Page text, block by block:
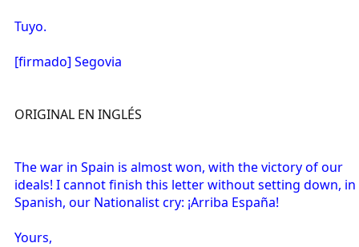
Tuyo.
[firmado] Segovia
ORIGINAL EN INGLÉS
The war in Spain is almost won, with the victory of our
ideals! I cannot finish this letter without setting down, in
Spanish, our Nationalist cry: ¡Arriba España!
Yours,